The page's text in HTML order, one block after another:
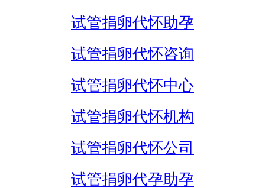
试管捐卵代怀助孕
试管捐卵代怀咨询
试管捐卵代怀中心
试管捐卵代怀机构
试管捐卵代怀公司
试管捐卵代孕助孕